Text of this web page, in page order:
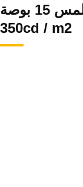
المكتب / شاشة تعمل باللمس 15 بوصة
350cd / m2